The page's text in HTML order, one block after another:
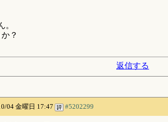
？
返信する
04 金曜日 17:47 #5202299